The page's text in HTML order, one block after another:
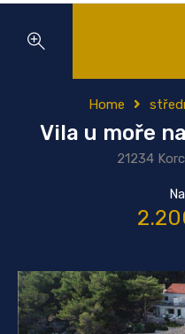
Home
Vila u moře
21234